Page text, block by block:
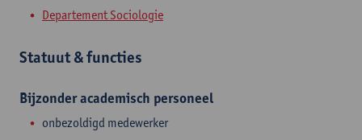
Departement Sociologie
Statuut & functies
Bijzonder academisch personeel
onbezoldigd medewerker